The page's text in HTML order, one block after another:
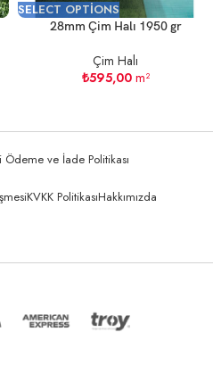
SELECT OPTIONS
28mm Çim Halı 1950 gr
Çim Halı
₺595,00m²
Ödeme ve İade Politikası
KVKK PolitikasıHakkımızda